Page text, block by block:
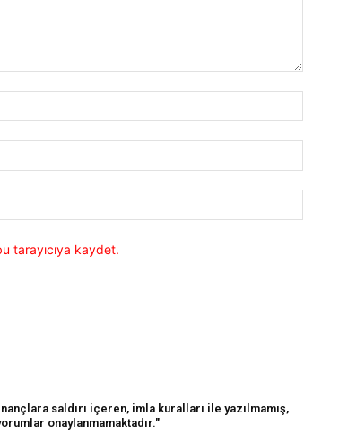
Posta:*
tarayıcıya kaydet.
saldırı içeren, imla kuralları ile yazılmamış,
onaylanmamaktadır."